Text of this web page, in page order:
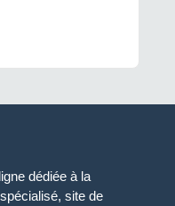
dédiée à la
site de